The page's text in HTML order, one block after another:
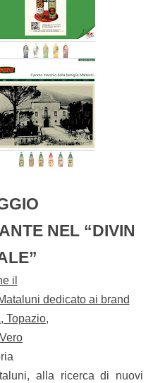
NEL “DIVIN
il
dedicato ai brand
Topazio,
alla ricerca di nuovi